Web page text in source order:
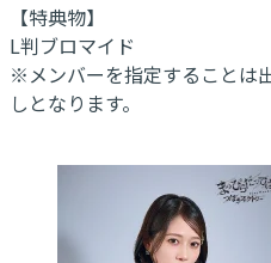
【特典物】
L判ブロマイド
※メンバーを指定することは
しとなります。